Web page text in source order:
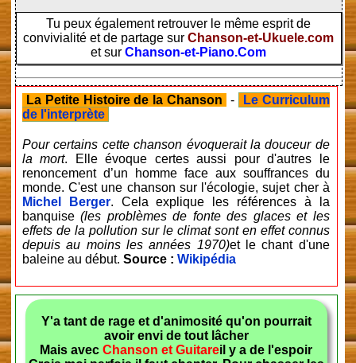
Tu peux également retrouver le même esprit de
convivialité et de partage surChanson-et-Ukuele.com
et surChanson-et-Piano.Com
La Petite Histoire de la Chanson -
Le Curriculum
de l'interprète
Pour certains cette chanson évoquerait la douceur de
la mort. Elle évoque certes aussi pour d'autres le
renoncement d’un homme face aux souffrances du
monde. C'est une chanson sur l'écologie, sujet cher à
Michel Berger. Cela explique les références à la
banquise(les problèmes de fonte des glaces et les
effets de la pollution sur le climat sont en effet connus
depuis au moins les années 1970)et le chant d'une
baleine au début. Source : Wikipédia
Y'a tant de rage et d'animosité qu'on pourrait
avoir envi de tout lâcher
Mais avecChanson et Guitareil y a de l'espoir